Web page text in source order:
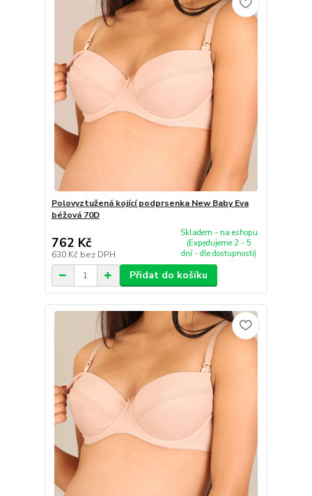
Polovyztužená kojící podprsenka New Baby Eva
béžová 70D
762 Kč
630 Kč bez DPH
Skladem - na eshopu
(Expedujeme 2 - 5
dní - dle dostupnosti)
Přidat do košíku